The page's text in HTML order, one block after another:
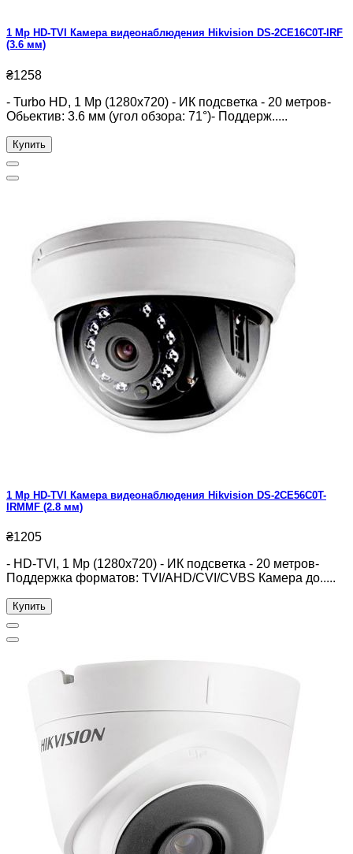
1 Mp HD-TVI Камера видеонаблюдения Hikvision DS-2CE16C0T-IRF
(3.6 мм)
₴1258
- Turbo HD, 1 Mp (1280x720) - ИК подсветка - 20 метров-
Обьектив: 3.6 мм (угол обзора: 71°)- Поддерж.....
Купить
1 Mp HD-TVI Камера видеонаблюдения Hikvision DS-2CE56C0T-
IRMMF (2.8 мм)
₴1205
- HD-TVI, 1 Mp (1280x720) - ИК подсветка - 20 метров-
Поддержка форматов: TVI/AHD/CVI/CVBS Камера до.....
Купить